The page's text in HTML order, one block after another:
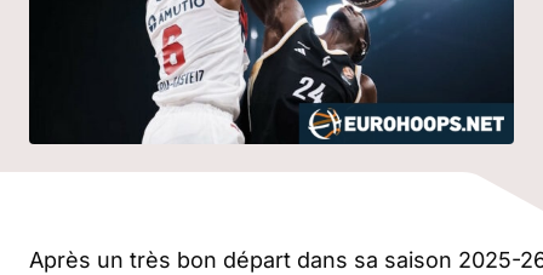
Après un très bon départ dans sa saison 2025-